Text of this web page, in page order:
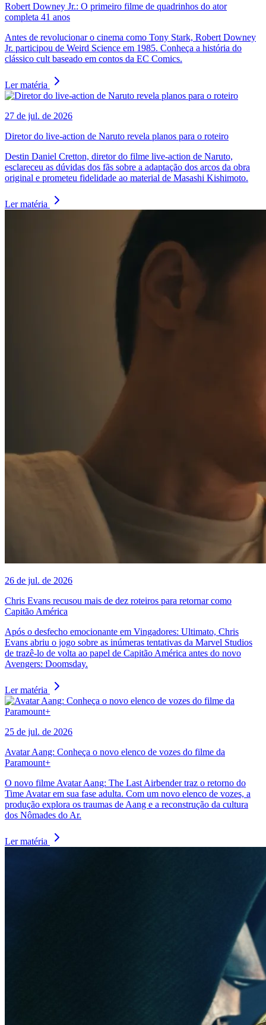
Robert Downey Jr.: O primeiro filme de quadrinhos do ator
completa 41 anos
Antes de revolucionar o cinema como Tony Stark, Robert Downey
Jr. participou de Weird Science em 1985. Conheça a história do
clássico cult baseado em contos da EC Comics.
Ler matéria
27 de jul. de 2026
Diretor do live-action de Naruto revela planos para o roteiro
Destin Daniel Cretton, diretor do filme live-action de Naruto,
esclareceu as dúvidas dos fãs sobre a adaptação dos arcos da obra
original e prometeu fidelidade ao material de Masashi Kishimoto.
Ler matéria
26 de jul. de 2026
Chris Evans recusou mais de dez roteiros para retornar como
Capitão América
Após o desfecho emocionante em Vingadores: Ultimato, Chris
Evans abriu o jogo sobre as inúmeras tentativas da Marvel Studios
de trazê-lo de volta ao papel de Capitão América antes do novo
Avengers: Doomsday.
Ler matéria
25 de jul. de 2026
Avatar Aang: Conheça o novo elenco de vozes do filme da
Paramount+
O novo filme Avatar Aang: The Last Airbender traz o retorno do
Time Avatar em sua fase adulta. Com um novo elenco de vozes, a
produção explora os traumas de Aang e a reconstrução da cultura
dos Nômades do Ar.
Ler matéria